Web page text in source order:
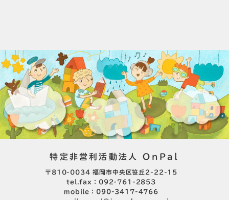
特定非営利活動法人 OnPal
〒810-0034 福岡市中央区笹丘2-22-15
tel.fax：092-761-2853
mobile：090-3417-4766